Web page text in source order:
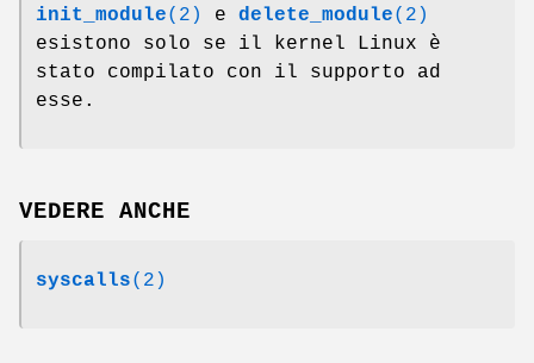
init_module(2) e delete_module(2)
esistono solo se il kernel Linux è
stato compilato con il supporto ad
esse.
VEDERE ANCHE
syscalls(2)